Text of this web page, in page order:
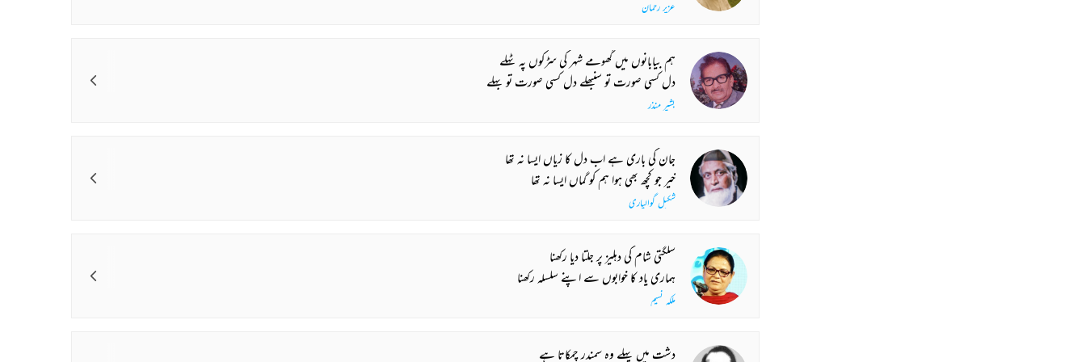
عزیر رحمان
ہم بیابانوں میں گھومے شہر کی سڑکوں پہ ٹہلے
دل کسی صورت تو سنبھلے دل کسی صورت تو بہلے
بشیر منذر
جان کی باری ہے اب دل کا زیاں ایسا نہ تھا
خیر جو کچھ بھی ہوا ہم کو گماں ایسا نہ تھا
شکیل گوالیاری
سلگتی شام کی دہلیز پر جلتا دیا رکھنا
ہماری یاد کا خوابوں سے اپنے سلسلہ رکھنا
ملکہ نسیم
دشت میں پہلے وہ سمندر چمکاتا ہے